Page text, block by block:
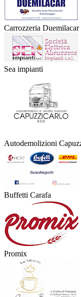
Carrozzeria Duemilacar
Sea impianti
Autodemolizioni
Buffetti Carafa
Promix